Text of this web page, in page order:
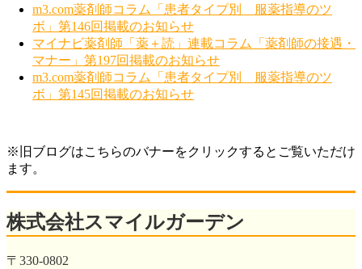
m3.com薬剤師コラム「患者タイプ別 服薬指導のツ
ボ」第146回掲載のお知らせ
マイナビ薬剤師「薬＋読」連載コラム「薬剤師の接遇・
マナー」第197回掲載のお知らせ
m3.com薬剤師コラム「患者タイプ別 服薬指導のツ
ボ」第145回掲載のお知らせ
※旧ブログはこちらのバナーをクリックするとご覧いただけ
ます。
株式会社スマイルガーデン
〒330-0802